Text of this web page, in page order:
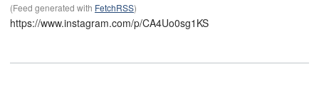
(Feed generated with FetchRSS)
https://www.instagram.com/p/CA4Uo0sg1KS